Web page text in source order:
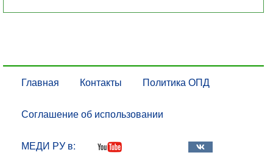
Главная Контакты Политика ОПД
Соглашение об использовании
МЕДИ РУ в: